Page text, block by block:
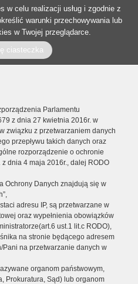
w celu realizacji usług i zgodnie z
warunki przechowywania lub
w Twojej przeglądarce.
ciasteczka
Parlamentu
z dnia 27 kwietnia 2016r. w
związku z przetwarzaniem danych
przepływu takich danych oraz
rozporządzenie o ochronie
dnia 4 maja 2016r., dalej RODO
Ochrony Danych znajdują się w
adresu IP, są przetwarzane w
oraz wypełnienia obowiązków
ust.1 lit.c RODO),
na stronie będącego adresem
na przetwarzanie danych w
organom państwowym,
Prokuratura, Sąd) lub organom